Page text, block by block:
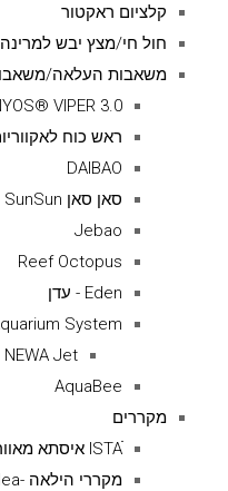
קלציום ראקטור
חול חי/מצץ יבש למרינה
משאבות העלאה/
VIPER 3.0
ראש כוח
DAIBAO
סאן סאן SunSun
Jebao
Reef Octopus
Eden - עדן
System
NEWA Jet
AquaBee
מקררים
ISTAׁׂ איסתא מאוורים
מקררי הילאה -hailea